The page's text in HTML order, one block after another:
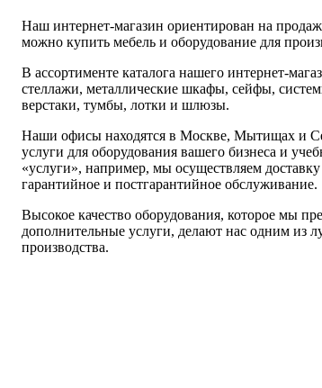
Наш интернет-магазин ориентирован на
можно купить мебель и оборудование для
В ассортименте каталога нашего интернет-
стеллажи, металлические шкафы, сейфы,
верстаки, тумбы, лотки и шлюзы.
Наши офисы находятся в Москве, Мытищах и
услуги для оборудования вашего бизнеса и
«услуги», например, мы осуществляем
гарантийное и постгарантийное обслуживание.
Высокое качество оборудования, которое мы
дополнительные услуги, делают нас одним из
производства.